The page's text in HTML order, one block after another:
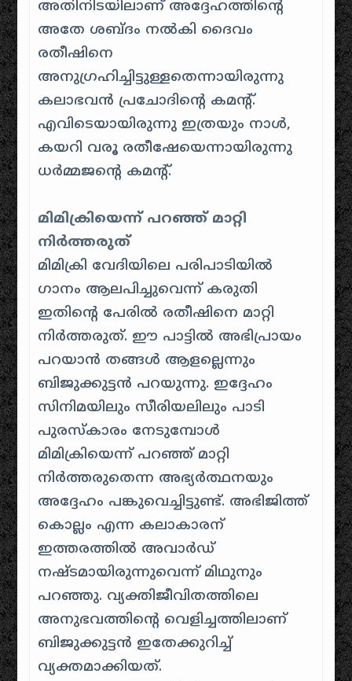
അതിനിടയിലാണ് അദ്ദേഹത്തിന്റെ
അതേ ശബ്ദം നല്‍കി ദൈവം
രതീഷിനെ
അനുഗ്രഹിച്ചിട്ടുള്ളതെന്നായിരുന്നു
കലാഭവൻ പ്രചോദിന്റെ കമന്റ്.
എവിടെയായിരുന്നു ഇത്രയും നാള്‍,
കയറി വരൂ രതീഷേയെന്നായിരുന്നു
ധര്‍മ്മജന്റെ കമന്റ്.
മിമിക്രിയെന്ന് പറഞ്ഞ് മാറ്റി
നിര്‍ത്തരുത്
മിമിക്രി വേദിയിലെ പരിപാടിയില്‍
ഗാനം ആലപിച്ചുവെന്ന് കരുതി
ഇതിന്റെ പേരില്‍ രതീഷിനെ മാറ്റി
നിര്‍ത്തരുത്. ഈ പാട്ടില്‍ അഭിപ്രായം
പറയാന്‍ തങ്ങള്‍ ആളല്ലെന്നും
ബിജുക്കുട്ടന്‍ പറയുന്നു. ഇദ്ദേഹം
സിനിമയിലും സീരിയലിലും പാടി
പുരസ്‌കാരം നേടുമ്പോള്‍
മിമിക്രിയെന്ന് പറഞ്ഞ് മാറ്റി
നിര്‍ത്തരുതെന്ന അഭ്യര്‍ത്ഥനയും
അദ്ദേഹം പങ്കുവെച്ചിട്ടുണ്ട്. അഭിജിത്ത്
കൊല്ലം എന്ന കലാകാരന്
ഇത്തരത്തില്‍ അവാര്‍ഡ്
നഷ്ടമായിരുന്നുവെന്ന് മിഥുനും
പറഞ്ഞു. വ്യക്തിജീവിതത്തിലെ
അനുഭവത്തിന്റെ വെളിച്ചത്തിലാണ്
ബിജുക്കുട്ടന്‍ ഇതേക്കുറിച്ച്
വ്യക്തമാക്കിയത്.